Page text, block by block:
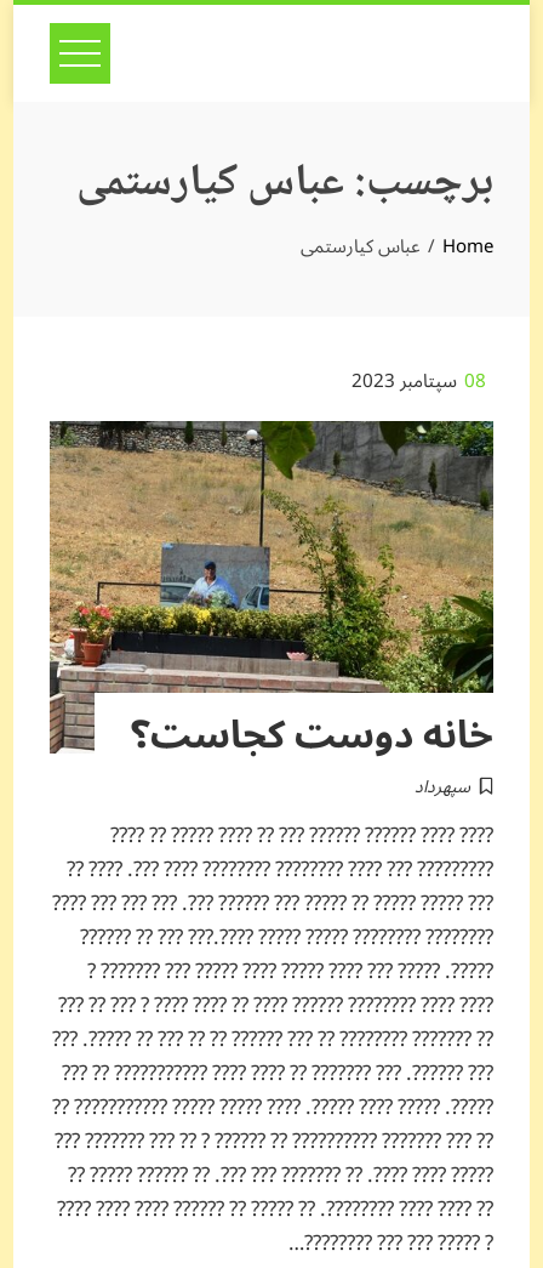
Skip
برچسب:عباس کیارستمی
Home عباس کیارستمی
08سپتامبر 2023
خانه دوست کجاست؟
سپهرداد
???? ???? ?????? ?????? ??? ?? ???? ????? ?? ????
????????? ??? ???? ???????? ???????? ???? ???. ???? ??
??? ????? ????? ?? ????? ??? ?????? ???. ??? ??? ??? ????
???????? ???????? ????? ????? ????.??? ??? ?? ??????
?????. ????? ??? ???? ????? ???? ????? ??? ??????? ?
???? ???? ???????? ?????? ???? ?? ???? ???? ? ??? ?? ???
?? ??????? ???????? ?? ??? ?????? ?? ?? ??? ?? ?????. ???
??? ??????. ??? ??????? ?? ???? ???? ??????????? ?? ???
?????. ????? ???? ?????. ???? ????? ????? ??????????? ??
?? ??? ??????? ?????????? ?? ?????? ? ?? ??? ??????? ???
????? ???? ????. ?? ??????? ??? ???. ?? ?????? ????? ??
?? ???? ???? ????????. ?? ????? ?? ?????? ???? ???? ????
? ????? ??? ??? ????????…